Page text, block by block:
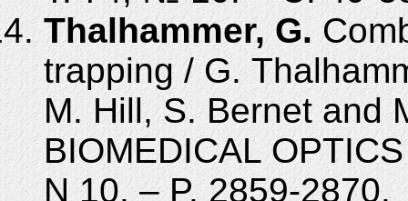
Thalhammer, G.
trapping / G.
M. Hill, S. Bernet and
BIOMEDICAL
N 10. – P. 2859-2870.